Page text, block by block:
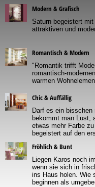
Modern & Grafisch
Saturn begeistert
attraktiven und
Romantisch & Modern
"Romantik trifft
romantisch-
warmen
Chic & Auffällig
Darf es ein
bekommt man Lust,
etwas mehr Farbe
begeistert auf den
Fröhlich & Bunt
Liegen Karos noch
wenn sie sich in
ins Haus holen. Wie
beginnen als